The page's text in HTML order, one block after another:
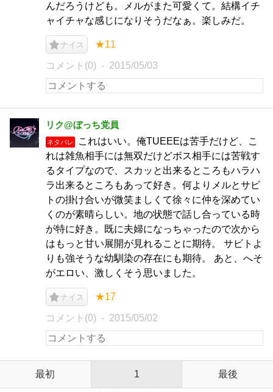
んだろうけども。メルがまた可愛くて。結構イチ
ャイチャな感じになりそうだなぁ。楽しみだ。
ナイス ★11
コメント(0) 2015/05/03
リク@ぼっち党員
ネタバレ
これはいい。俺TUEEEは苦手だけど、こ
れは雑魚相手には無双だけどボス相手には苦戦す
るタイプなので、スカッと出来るところもハラハ
ラ出来るところもあって好き。何よりメルとサビ
トの掛け合いが微笑ましくて徐々に仲を深めてい
くのが素晴らしい。地の状態で話し合っている時
が特に好き。既に夫婦になっちゃったので次から
はもっと甘い展開が見れることに期待。 サビトよ
りも強そうな幼馴染の存在にも期待。 あと、へそ
がエロい、激しくそう思いました。
ナイス ★17
コメント(0) 2015/05/02
最初 1 最後